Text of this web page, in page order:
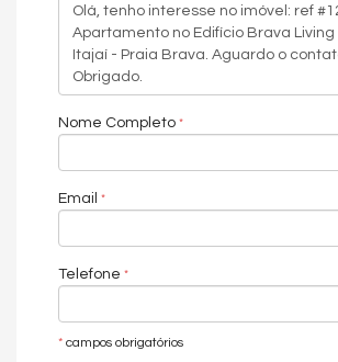
espaços de relaxamento e áreas voltadas
A proposta une modernidade, segurança e
um endereço cercado por gastronomia,
único da Brava.
94m²
2 dormitorios
2 vagas
Churrasqueira
Piso Porcelanato
Piso Vinílico
Nome Completo
Email
Telefone
* campos obrigatórios